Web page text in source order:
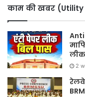
काम की खबर (Utility
2